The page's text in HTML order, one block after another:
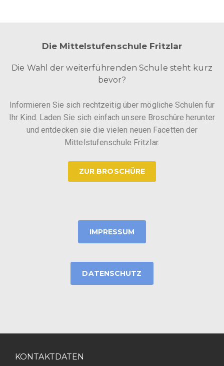
Die Mittelstufenschule Fritzlar
Die Wahl der weiterführenden Schule steht kurz
bevor?
Informieren Sie sich rechtzeitig über mögliche Schulen für
Ihr Kind. Laden Sie sich einfach unsere Broschüre herunter
und entdecken sie die vielen neuen Facetten der
Mittelstufenschule Fritzlar.
ZUR BROSCHÜRE
IMPRESSUM
DATENSCHUTZ
KONTAKTDATEN